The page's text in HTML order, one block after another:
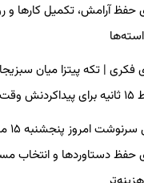
حفظ آرامش، تکمیل کارها
فکری | تکه پیتزا میان
دارید
حفظ دستاوردها و انتخاب